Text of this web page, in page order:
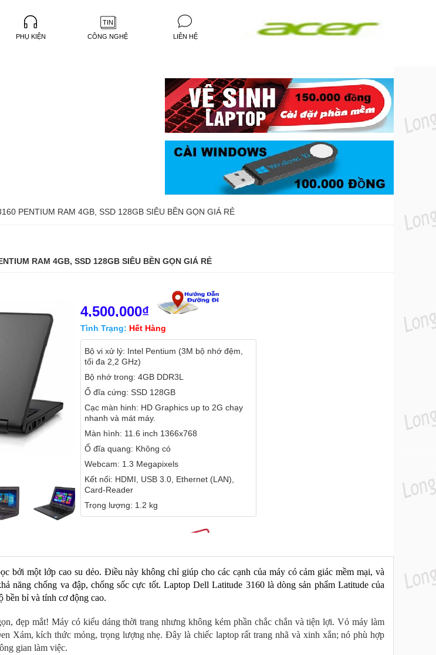
PHỤ KIỆN
TIN
CÔNG NGHỆ
LIÊN HỆ
PENTIUM RAM 4GB, SSD 128GB SIÊU BỀN GỌN GIÁ RẺ
RAM 4GB, SSD 128GB SIÊU BỀN GỌN GIÁ RẺ
4,500,000₫
Tình Trạng: Hết Hàng
Bộ vi xử lý: Intel Pentium (3M bộ nhớ đệm,
tối đa 2,2 GHz)
Bộ nhớ trong: 4GB DDR3L
Ổ đĩa cứng: SSD 128GB
Cạc màn hinh: HD Graphics up to 2G chạy
nhanh và mát máy.
Màn hình: 11.6 inch 1366x768
Ổ đĩa quang: Không có
Webcam: 1.3 Megapixels
Kết nối: HDMI, USB 3.0, Ethernet (LAN),
Card-Reader
Trọng lượng: 1.2 kg
bởi một lớp cao su dẻo. Điều này không chỉ giúp cho các cạnh của máy có cảm giác mềm mại, và
năng chống va đập, chống sốc cực tốt. Laptop Dell Latitude 3160 là dòng sản phẩm Latitude của
bền bỉ và tính cơ động cao.
đẹp mắt! Máy có kiểu dáng thời trang nhưng không kém phần chắc chắn và tiện lợi. Vỏ máy làm
Xám, kích thức mỏng, trọng lượng nhẹ. Đây là chiếc laptop rất trang nhã và xinh xắn; nó phù hợp
gian làm việc.